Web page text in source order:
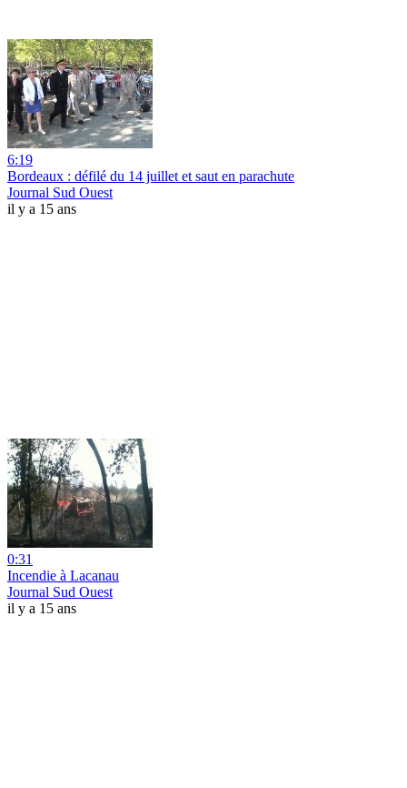
6:19
Bordeaux : défilé du 14 juillet et saut en parachute
Journal Sud Ouest
il y a 15 ans
0:31
Incendie à Lacanau
Journal Sud Ouest
il y a 15 ans